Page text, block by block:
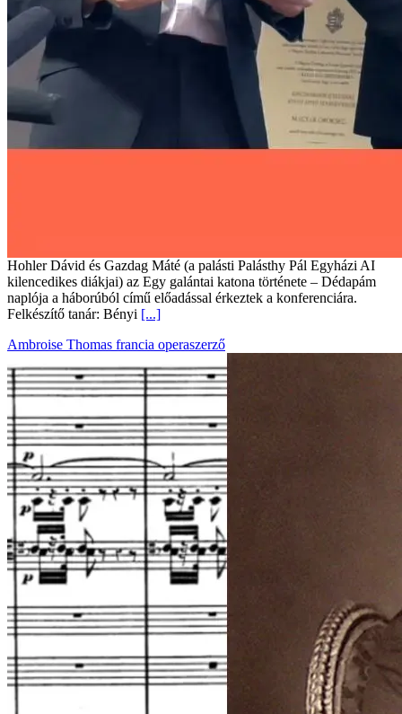
Hohler Dávid és Gazdag Máté (a palásti Palásthy Pál Egyházi AI
kilencedikes diákjai) az Egy galántai katona története – Dédapám
naplója a háborúból című előadással érkeztek a konferenciára.
Felkészítő tanár: Bényi [...]
Ambroise Thomas francia operaszerző